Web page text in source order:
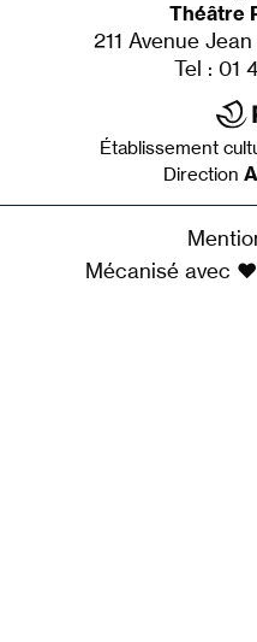
Théâtre
211 Avenue
Tel : 01
Établissement
Direction
Mécanisé avec